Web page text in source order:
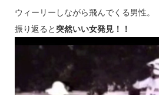
ウィーリーしながら飛んでくる男性。
振り返ると 突然いい女発見！！